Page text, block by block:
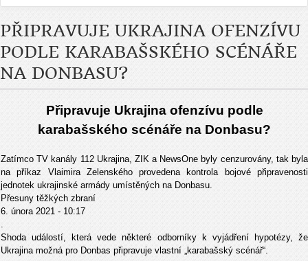
PŘIPRAVUJE UKRAJINA OFENZÍVU
PODLE KARABAŠSKÉHO SCÉNÁŘE
NA DONBASU?
Připravuje Ukrajina ofenzívu podle
karabašského scénáře na Donbasu?
Zatímco TV kanály 112 Ukrajina, ZIK a NewsOne byly cenzurovány, tak byla
na příkaz Vlaimira Zelenského provedena kontrola bojové připravenosti
jednotek ukrajinské armády umístěných na Donbasu.
Přesuny těžkých zbraní
6. února 2021 - 10:17
.
Shoda událostí, která vede některé odborníky k vyjádření hypotézy, že
Ukrajina možná pro Donbas připravuje vlastní „karabašský scénář“.